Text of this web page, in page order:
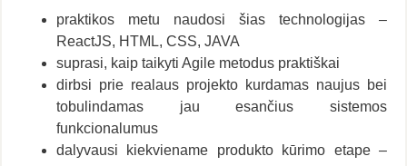
praktikos metu naudosi šias technologijas –
ReactJS, HTML, CSS, JAVA
suprasi, kaip taikyti Agile metodus praktiškai
dirbsi prie realaus projekto kurdamas naujus bei
tobulindamas jau esančius sistemos
funkcionalumus
dalyvausi kiekviename produkto kūrimo etape –